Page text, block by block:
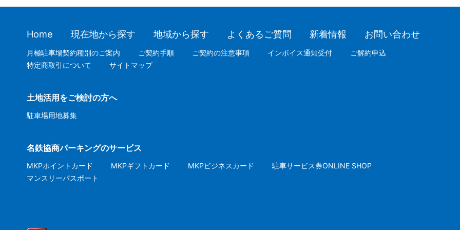
Home 現在地から探す 地域から探す よくあるご質問 新着情報 お問い合わせ
月極駐車場契約種別のご案内 ご契約手順 ご契約の注意事項 インボイス通知受付
ご解約申込
特定商取引について
サイトマップ
土地活用をご検討の方へ
駐車場用地募集
名鉄協商パーキングのサービス
MKPポイントカード MKPギフトカード MKPビジネスカード
駐車サービス券ONLINE SHOP
マンスリーパスポート